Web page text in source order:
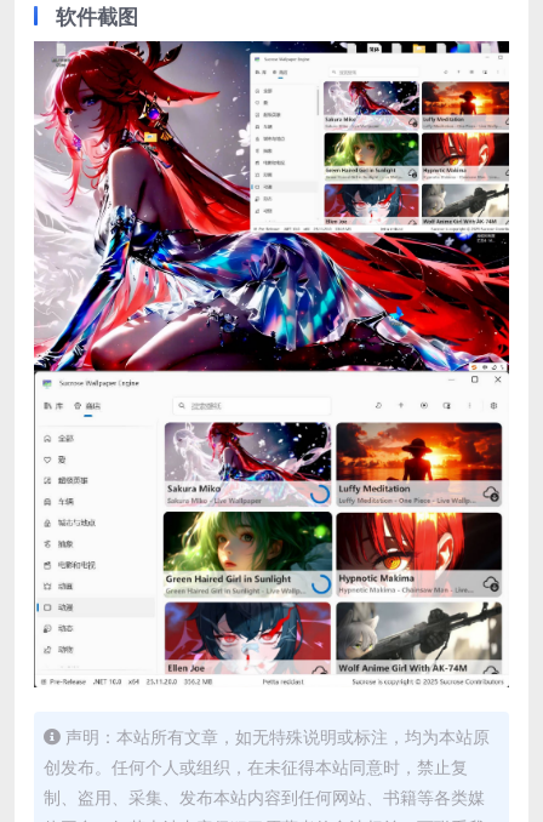
软件截图
声明：本站所有文章，如无特殊说明或标注，均为本站原
创发布。任何个人或组织，在未征得本站同意时，禁止复
制、盗用、采集、发布本站内容到任何网站、书籍等各类媒